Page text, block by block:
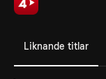
Liknande titlar